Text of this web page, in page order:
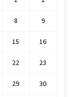
8 9
15 16
22 23
29 30